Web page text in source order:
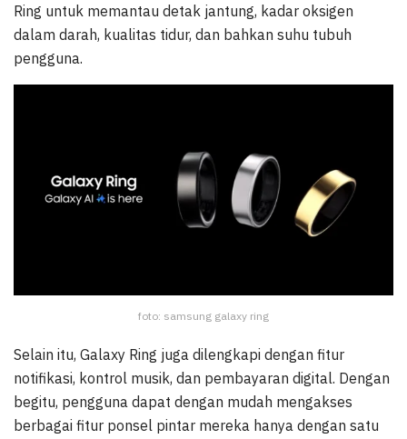
Ring untuk memantau detak jantung, kadar oksigen
dalam darah, kualitas tidur, dan bahkan suhu tubuh
pengguna.
foto: samsung galaxy ring
Selain itu, Galaxy Ring juga dilengkapi dengan fitur
notifikasi, kontrol musik, dan pembayaran digital. Dengan
begitu, pengguna dapat dengan mudah mengakses
berbagai fitur ponsel pintar mereka hanya dengan satu